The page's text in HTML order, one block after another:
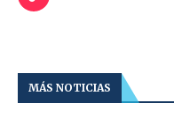
MÁS NOTICIAS